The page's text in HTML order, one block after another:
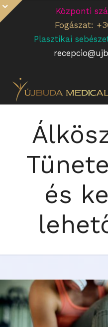
Központi
Fogászat:
Plasztikai
és